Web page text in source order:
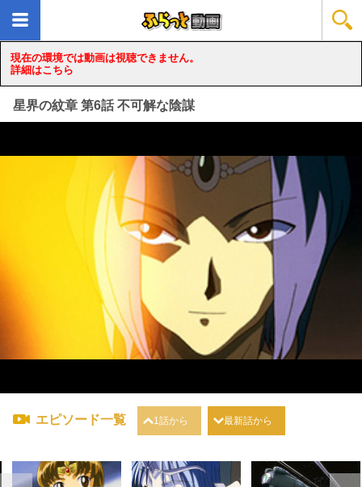
現在の環境では動画は視聴できません。
詳細はこちら
星界の紋章 第6話 不可解な陰謀
loading...
エピソード一覧 1話から 最新話から